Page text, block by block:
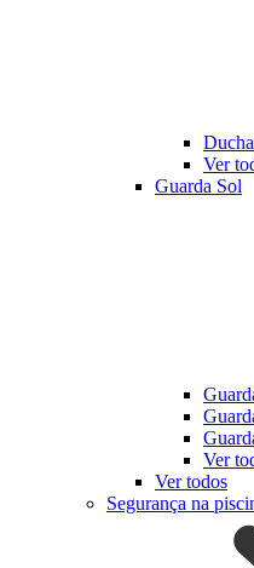
Ver
Guarda Sol
Ver
Ver todos
Segurança na